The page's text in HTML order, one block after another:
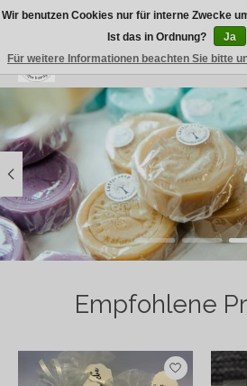
Hero slideshow items
Empfohlene
Produkt-Karussell-Artikel
Wir benutzen Cookies nur für interne Zwecke
Ist das in Ordnung?
Ja
Für weitere Informationen beachten Sie bitte